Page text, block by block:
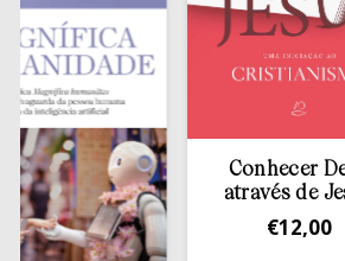
Conhecer Deus
através de Jesus
12,00